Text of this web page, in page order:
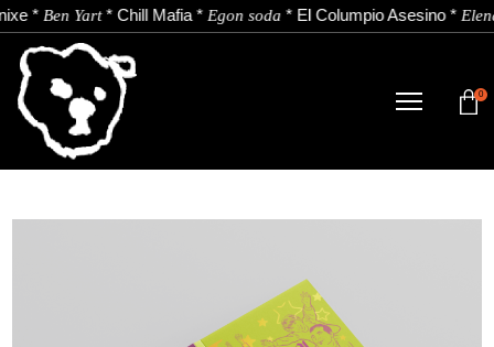
*Ben Yart*Chill Mafia*Egon soda*El Columpio Asesino*
TIENDA
0